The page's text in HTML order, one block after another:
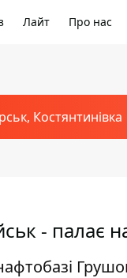
Лайт Про нас
Костянтинівка
- палає